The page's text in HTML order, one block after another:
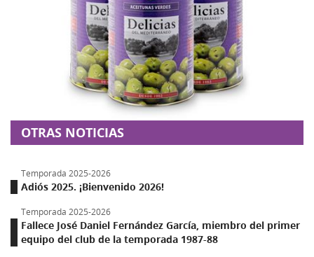
OTRAS NOTICIAS
Temporada 2025-2026
Adiós 2025. ¡Bienvenido 2026!
Temporada 2025-2026
Fallece José Daniel Fernández García, miembro del primer
equipo del club de la temporada 1987-88